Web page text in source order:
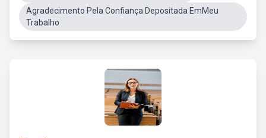
Agradecimento Pela Confiança Depositada EmMeu
Trabalho